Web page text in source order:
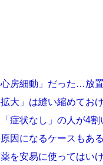
房細動」だった…放
大」は縫い縮めてお
症状なし」の人が4割
因になるケースもある
を安易に使ってはい